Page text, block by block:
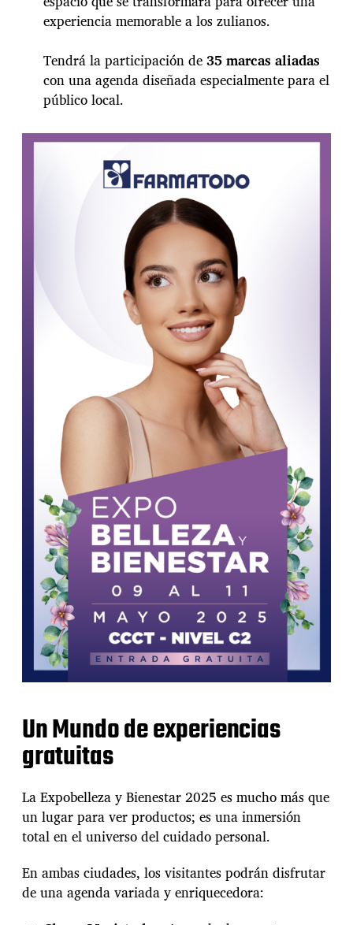
y
t
m
b
i
v
a
M
r
a
c
a
i
b
o
experiencia memorable a los zulianos.
Tendrá la participación de35 marcas aliadas
con una agenda diseñada especialmente para el
público local.
Un Mundo de experiencias
gratuitas
La Expobelleza y Bienestar 2025 es mucho más que
un lugar para ver productos; es una inmersión
total en el universo del cuidado personal.
En ambas ciudades, los visitantes podrán disfrutar
de una agenda variada y enriquecedora: